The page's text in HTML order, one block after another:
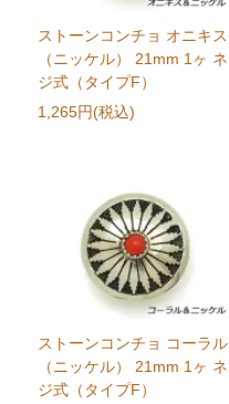
ストーンコンチョ オニキス
（ニッケル） 21mm 1ヶ ネ
ジ式（タイプF）
1,265円(税込)
ストーンコンチョ コーラル
（ニッケル） 21mm 1ヶ ネ
ジ式（タイプF）